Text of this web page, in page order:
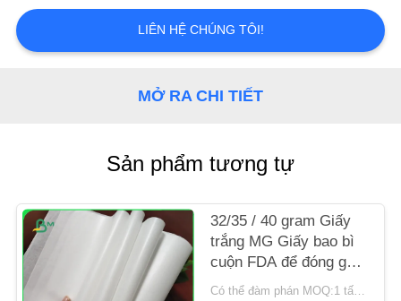
LƯỢNG
TIN
TỨC
LIÊN HỆ CHÚNG TÔI!
MỞ RA CHI TIẾT
Sản phẩm tương tự
32/35 / 40 gram Giấy
trắng MG Giấy bao bì
cuộn FDA để đóng gói
chip
Có thể đàm phán MOQ:1 tấn cho kích thước đặc biệt